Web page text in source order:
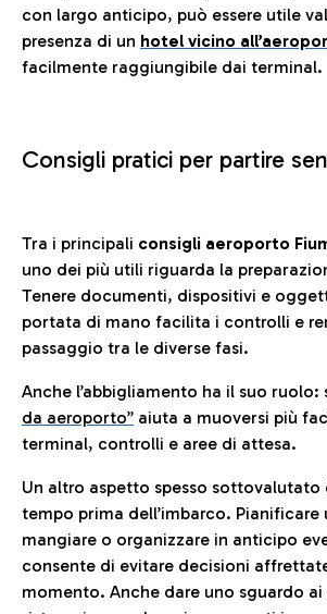
con largo anticipo, può essere utile
presenza di un hotel vicino
facilmente raggiungibile dai terminal.
Consigli pratici per partire
Tra i principali consigli aeroporto
uno dei più utili riguarda la
Tenere documenti, dispositivi e
portata di mano facilita i controlli e
passaggio tra le diverse fasi.
Anche l’abbigliamento ha il suo ruolo:
da aeroporto” aiuta a muoversi più
terminal, controlli e aree di attesa.
Un altro aspetto spesso sottovalutato
tempo prima dell’imbarco. Pianificare
mangiare o organizzare in anticipo
consente di evitare decisioni
momento. Anche dare uno sguardo ai